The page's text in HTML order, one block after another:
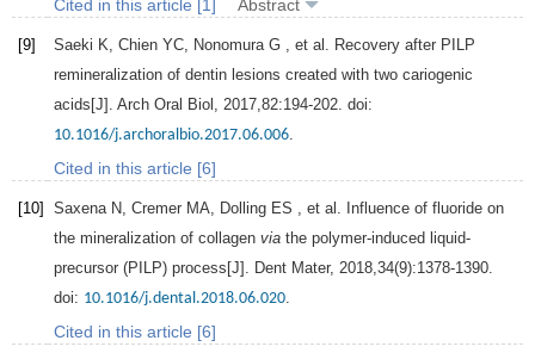
Cited in this article [1] Abstract
[9] Saeki K Chien YC Nonomura G , et al. Recovery after PILP
remineralization of dentin lesions created with two cariogenic
acids[J]. Arch Oral Biol 2017 82:194-202. doi:
10.1016/j.archoralbio.2017.06.006
Cited in this article [6]
[10] Saxena N Cremer MA Dolling ES , et al. Influence of fluoride on
the mineralization of collagen via the polymer-induced liquid-
precursor (PILP) process[J]. Dent Mater, 2018 34(9):1378-1390.
doi: 10.1016/j.dental.2018.06.020
Cited in this article [6]